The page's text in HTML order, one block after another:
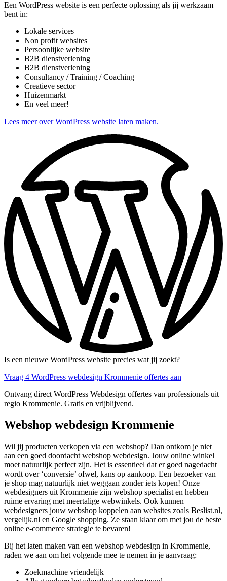
Een WordPress website is een perfecte oplossing als jij werkzaam
bent in:
Lokale services
Non profit websites
Persoonlijke website
B2B dienstverlening
B2B dienstverlening
Consultancy / Training / Coaching
Creatieve sector
Huizenmarkt
En veel meer!
Lees meer over WordPress website laten maken.
Is een nieuwe WordPress website precies wat jij zoekt?
Vraag 4 WordPress webdesign Krommenie offertes aan
Ontvang direct WordPress Webdesign offertes van professionals uit
regio Krommenie. Gratis en vrijblijvend.
Webshop webdesign Krommenie
Wil jij producten verkopen via een webshop? Dan ontkom je niet
aan een goed doordacht webshop webdesign. Jouw online winkel
moet natuurlijk perfect zijn. Het is essentieel dat er goed nagedacht
wordt over ‘conversie’ ofwel, kans op aankoop. Een bezoeker van
je shop mag natuurlijk niet weggaan zonder iets kopen! Onze
webdesigners uit Krommenie zijn webshop specialist en hebben
ruime ervaring met meertalige webwinkels. Ook kunnen
webdesigners jouw webshop koppelen aan websites zoals Beslist.nl,
vergelijk.nl en Google shopping. Ze staan klaar om met jou de beste
online e-commerce strategie te bevaren!
Bij het laten maken van een webshop webdesign in Krommenie,
raden we aan om het volgende mee te nemen in je aanvraag:
Zoekmachine vriendelijk